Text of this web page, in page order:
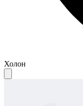
Холон